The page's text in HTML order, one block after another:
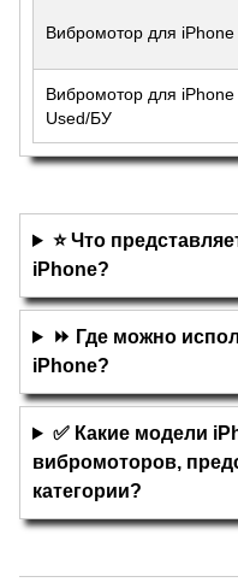
Вибромотор для iPhone
Вибромотор для
Used/БУ
⭐ Что
iPhone?
⏩ Где можно
iPhone?
✅ Какие модели
вибромоторов,
категории?